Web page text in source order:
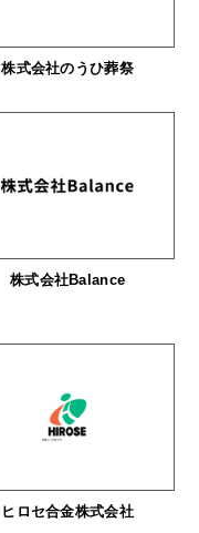
株式会社のうひ葬祭
株式会社Balance
ヒロセ合金株式会社